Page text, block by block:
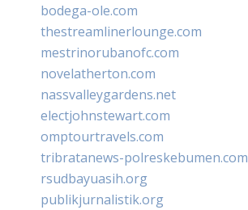
bodega-ole.com
thestreamlinerlounge.com
mestrinorubanofc.com
novelatherton.com
nassvalleygardens.net
electjohnstewart.com
omptourtravels.com
tribratanews-polreskebumen.com
rsudbayuasih.org
publikjurnalistik.org